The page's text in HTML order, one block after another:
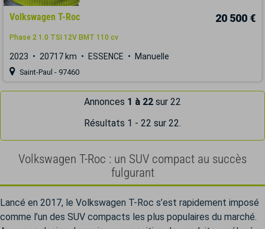
Volkswagen T-Roc 20 500 €
Phase 2 1.0 TSI 12V BMT 110 cv
2023 20717 km ESSENCE Manuelle
Saint-Paul - 97460
Annonces 1 à 22 sur 22
Résultats 1 - 22 sur 22.
Volkswagen T-Roc : un SUV compact au succès
fulgurant
Lancé en 2017, le Volkswagen T-Roc s’est rapidement imposé
comme l’un des SUV compacts les plus populaires du marché.